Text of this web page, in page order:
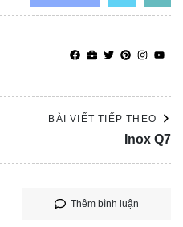
BÀI VIẾT TIẾP THEO
Inox Q7
Thêm bình luận